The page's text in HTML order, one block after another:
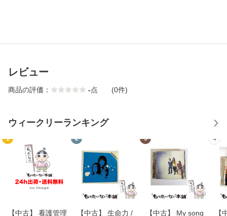
レビュー
商品の評価： -点 (0件)
ウィークリーランキング
1
【中古】 看護管理
2
【中古】 生命力 /
3
【中古】 My song
4
【